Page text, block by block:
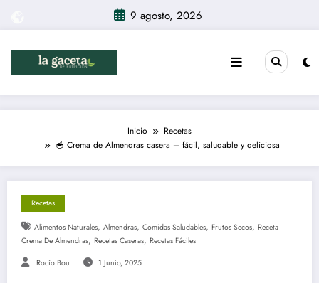
contenido
9 agosto, 2026
Inicio
Recetas
🥣 Crema de Almendras casera – fácil, saludable y deliciosa
Recetas
Alimentos Naturales, Almendras, Comidas Saludables, Frutos Secos, Receta
Crema De Almendras, Recetas Caseras, Recetas Fáciles
Rocío Bou 1 Junio, 2025